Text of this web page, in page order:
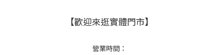
【歡迎來逛實體門市】
營業時間：